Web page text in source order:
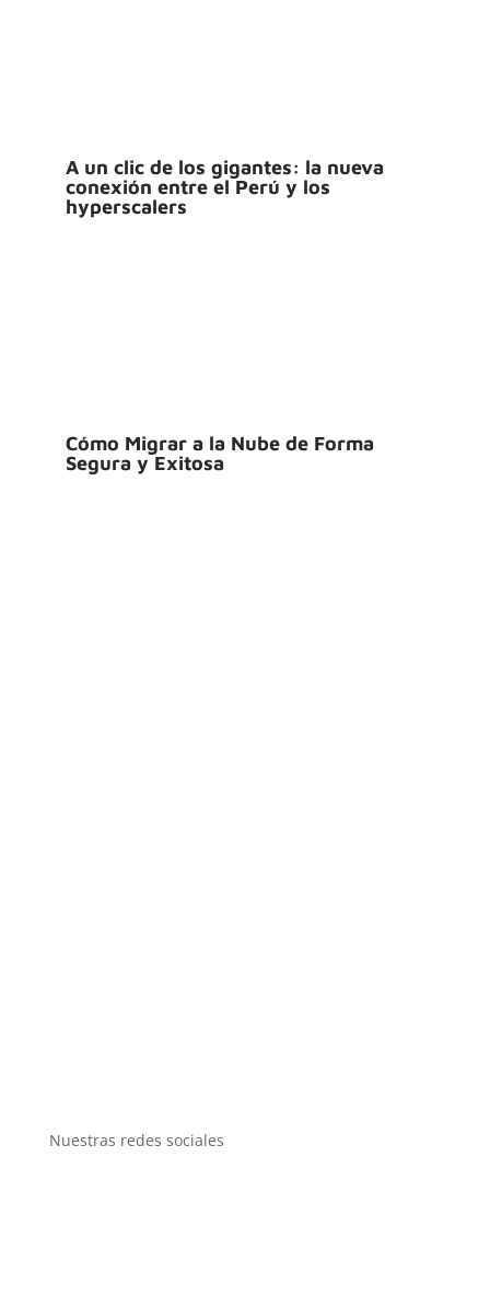
A un clic de los gigantes: la nueva
conexión entre el Perú y los
hyperscalers
Cómo Migrar a la Nube de Forma
Segura y Exitosa
Nuestras redes sociales